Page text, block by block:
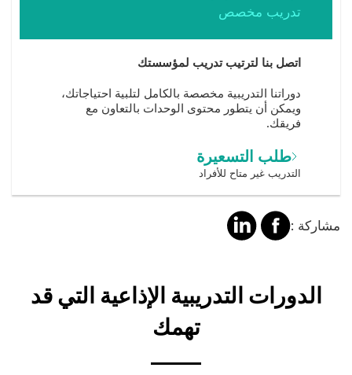
تدريب مخصص
اتصل بنا لترتيب تدريب لمؤسستك
دوراتنا التدريبية مخصصة بالكامل لتلبية احتياجاتك،
ويمكن أن يتطور محتوى الوحدات بالتعاون مع
فريقك.
طلب التسعيرة
التدريب غير متاح للأفراد
مشاركة :مشاركةمشالرة
إن
Title
الدورات التدريبية الإذاعية التي قد
تهمك